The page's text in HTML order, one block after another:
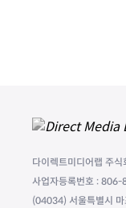
다이렉트미디어랩 주식
사업자등록번호 :
(04034) 서울특별시